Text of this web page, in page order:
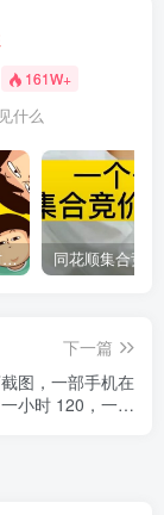
161W+
什么
股票打板、上板、封板、翘板、炸板是什么意思？炒股你必须懂的暗语！
下一篇
图，一部手机在
小时 120，一天